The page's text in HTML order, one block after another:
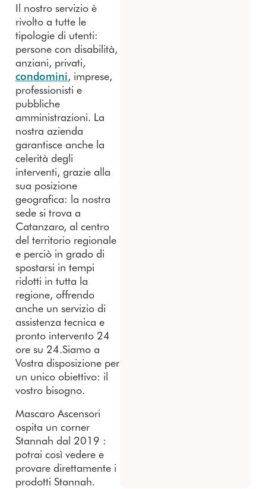
Il nostro servizio è
rivolto a tutte le
tipologie di utenti:
persone con disabilità,
anziani, privati,
condomini, imprese,
professionisti e
pubbliche
amministrazioni. La
nostra azienda
garantisce anche la
celerità degli
interventi, grazie alla
sua posizione
geografica: la nostra
sede si trova a
Catanzaro, al centro
del territorio regionale
e perciò in grado di
spostarsi in tempi
ridotti in tutta la
regione, offrendo
anche un servizio di
assistenza tecnica e
pronto intervento 24
ore su 24.Siamo a
Vostra disposizione per
un unico obiettivo: il
vostro bisogno.
Mascaro Ascensori
ospita un corner
Stannah dal 2019 :
potrai così vedere e
provare direttamente i
prodotti Stannah.